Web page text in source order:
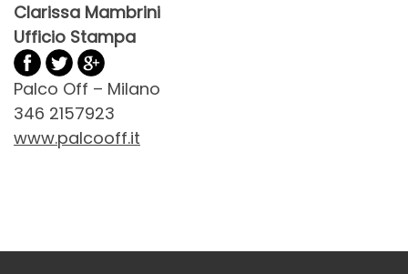
Clarissa Mambrini
Ufficio Stampa
Palco Off – Milano
346 2157923
www.palcooff.it